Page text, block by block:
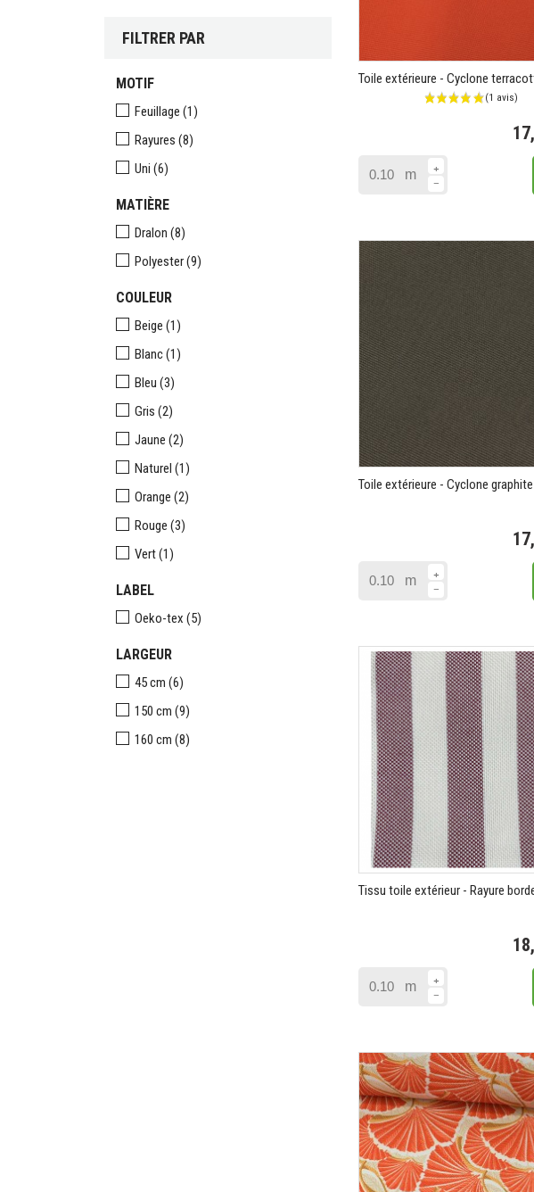
FILTRER PAR
MOTIF
Feuillage (1)
Rayures (8)
Uni (6)
MATIÈRE
Dralon (8)
Polyester(9)
COULEUR
Beige (1)
Blanc(1)
Bleu (3)
Gris (2)
Jaune (2)
Naturel (1)
Orange (2)
Rouge (3)
Vert(1)
LABEL
Oeko-tex (5)
LARGEUR
45 cm (6)
150 cm (9)
160 cm (8)
Toile extérieure - Cyclone
m
Toile extérieure - Cyclone graphite
m
Tissu toile extérieur - Rayure
m